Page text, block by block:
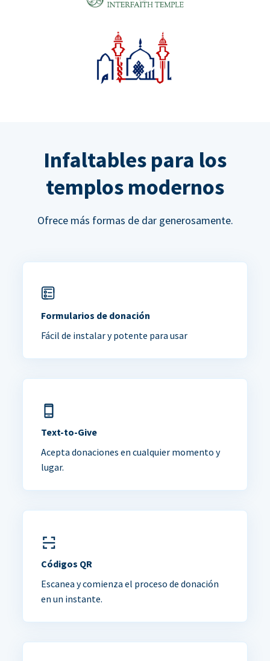
Infaltables para los
templos modernos
Ofrece más formas de dar generosamente.
Formularios de donación
Fácil de instalar y potente para usar
Text-to-Give
Acepta donaciones en cualquier momento y
lugar.
Códigos QR
Escanea y comienza el proceso de donación
en un instante.